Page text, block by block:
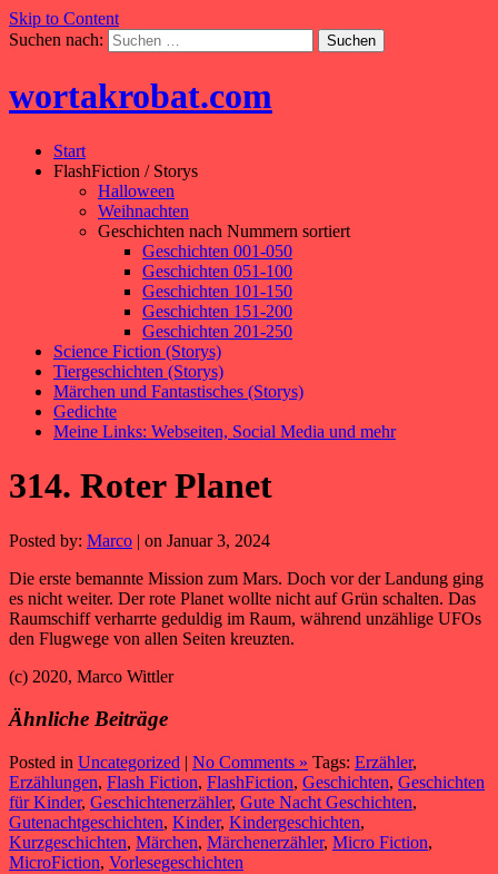
Skip to Content
Suchen nach:
wortakrobat.com
Start
FlashFiction / Storys
Halloween
Weihnachten
Geschichten nach Nummern sortiert
Geschichten 001-050
Geschichten 051-100
Geschichten 101-150
Geschichten 151-200
Geschichten 201-250
Science Fiction (Storys)
Tiergeschichten (Storys)
Märchen und Fantastisches (Storys)
Gedichte
Meine Links: Webseiten, Social Media und mehr
314. Roter Planet
Posted by: Marco | on Januar 3, 2024
Die erste bemannte Mission zum Mars. Doch vor der Landung ging
es nicht weiter. Der rote Planet wollte nicht auf Grün schalten. Das
Raumschiff verharrte geduldig im Raum, während unzählige UFOs
den Flugwege von allen Seiten kreuzten.
(c) 2020, Marco Wittler
Ähnliche Beiträge
Posted in Uncategorized | No Comments » Tags: Erzähler,
Erzählungen, Flash Fiction, FlashFiction, Geschichten, Geschichten
für Kinder, Geschichtenerzähler, Gute Nacht Geschichten,
Gutenachtgeschichten, Kinder, Kindergeschichten,
Kurzgeschichten, Märchen, Märchenerzähler, Micro Fiction,
MicroFiction, Vorlesegeschichten